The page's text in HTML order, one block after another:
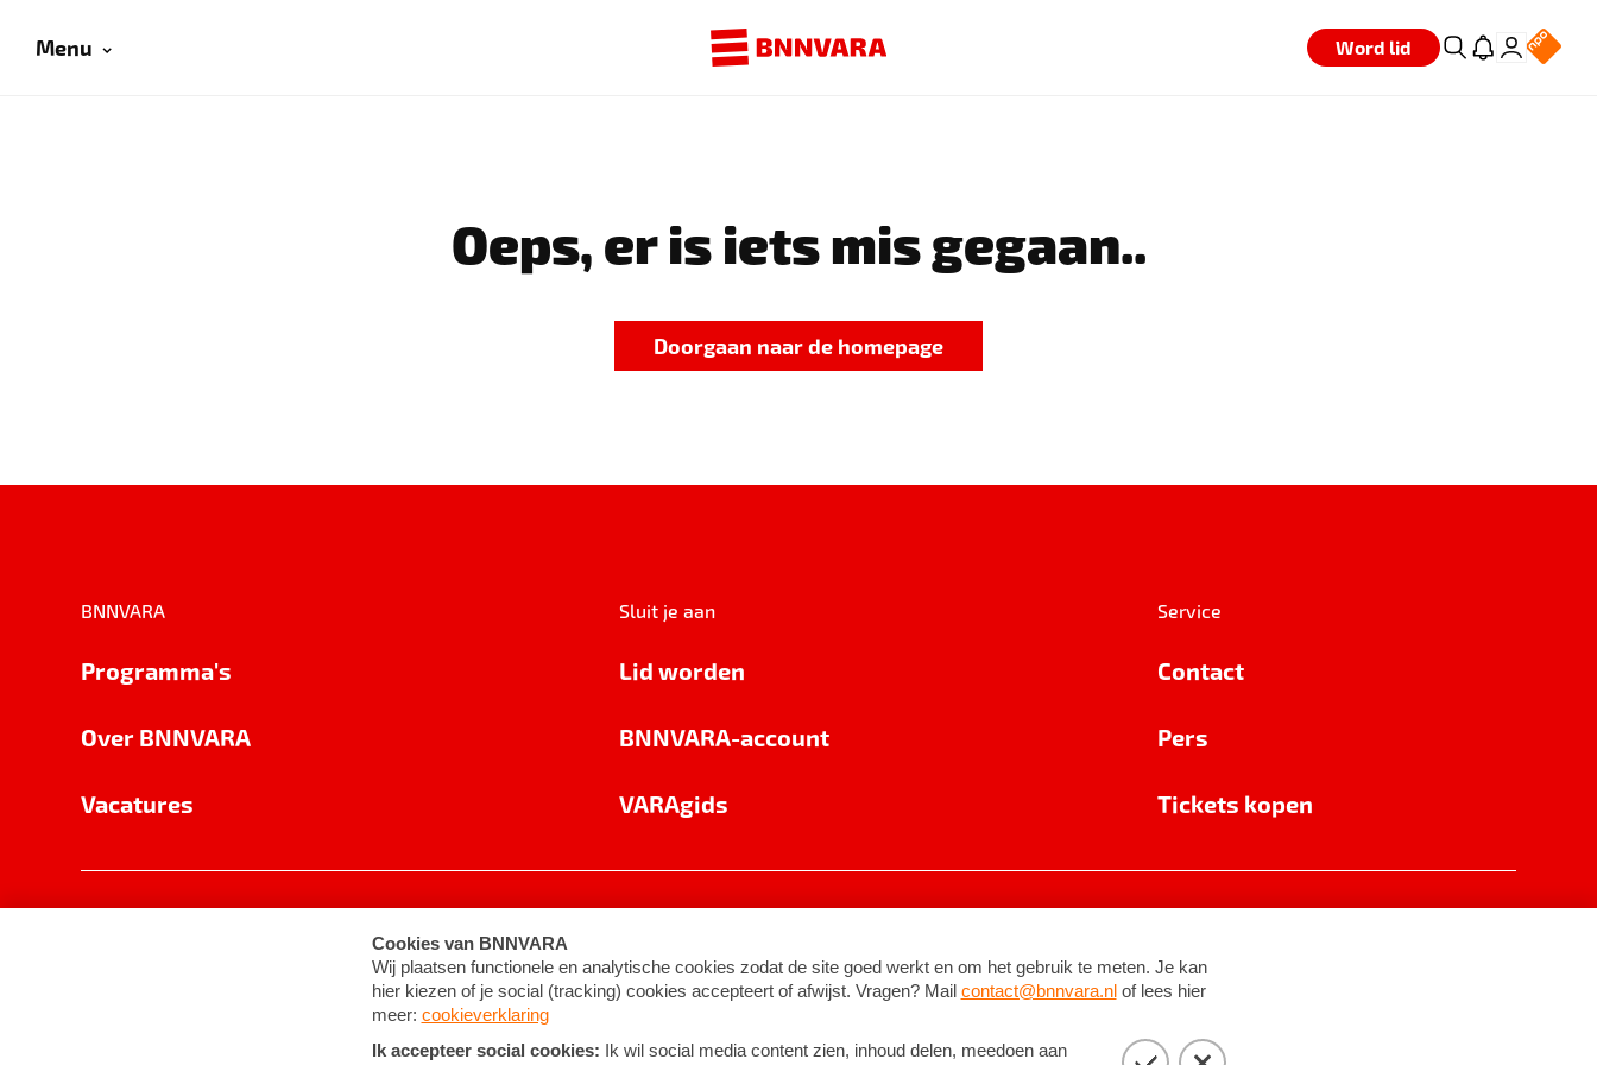
Menu Word lid
Oeps, er is iets mis gegaan..
Doorgaan naar de homepage
BNNVARA
Programma's
Over BNNVARA
Vacatures
Sluit je aan
Lid worden
BNNVARA-account
VARAgids
Service
Contact
Pers
Tickets kopen
Cookie-instellingen Algemene voorwaarden ©2026BNNVARA